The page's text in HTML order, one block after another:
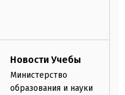
Новости Учебы
Министерство
образования и науки